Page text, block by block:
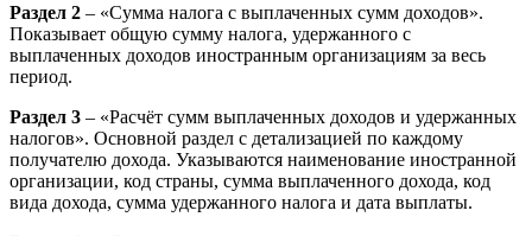
Раздел 2 – «Сумма налога с выплаченных сумм доходов».
Показывает общую сумму налога, удержанного с
выплаченных доходов иностранным организациям за весь
период.
Раздел 3 – «Расчёт сумм выплаченных доходов и удержанных
налогов». Основной раздел с детализацией по каждому
получателю дохода. Указываются наименование иностранной
организации, код страны, сумма выплаченного дохода, код
вида дохода, сумма удержанного налога и дата выплаты.